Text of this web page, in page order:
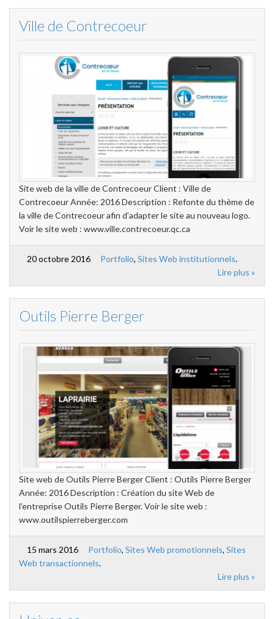
Ville de Contrecoeur
Site web de la ville de Contrecoeur Client : Ville de
Contrecoeur Année: 2016 Description : Refonte du thème de
la ville de Contrecoeur afin d’adapter le site au nouveau logo.
Voir le site web : www.ville.contrecoeur.qc.ca
20 octobre 2016 Portfolio, Sites Web institutionnels.
Lire plus »
Outils Pierre Berger
Site web de Outils Pierre Berger Client : Outils Pierre Berger
Année: 2016 Description : Création du site Web de
l’entreprise Outils Pierre Berger. Voir le site web :
www.outilspierreberger.com
15 mars 2016 Portfolio, Sites Web promotionnels, Sites
Web transactionnels.
Lire plus »